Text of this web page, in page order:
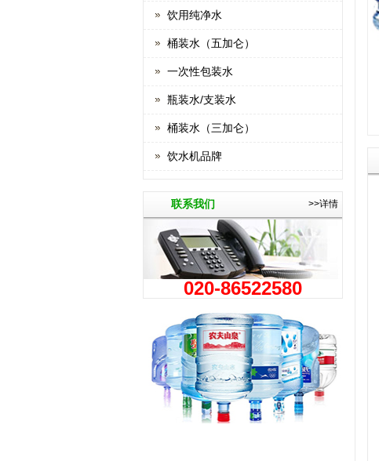
饮用纯净水
桶装水（五加仑）
一次性包装水
瓶装水/支装水
桶装水（三加仑）
饮水机品牌
联系我们 >>详情
020-86522580